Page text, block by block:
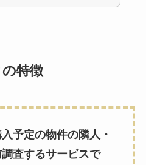
特徴
予定の物件の隣人・
査するサービスで